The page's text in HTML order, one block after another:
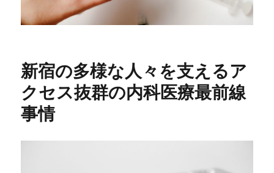
新宿の多様な人々を支えるア
クセス抜群の内科医療最前線
事情